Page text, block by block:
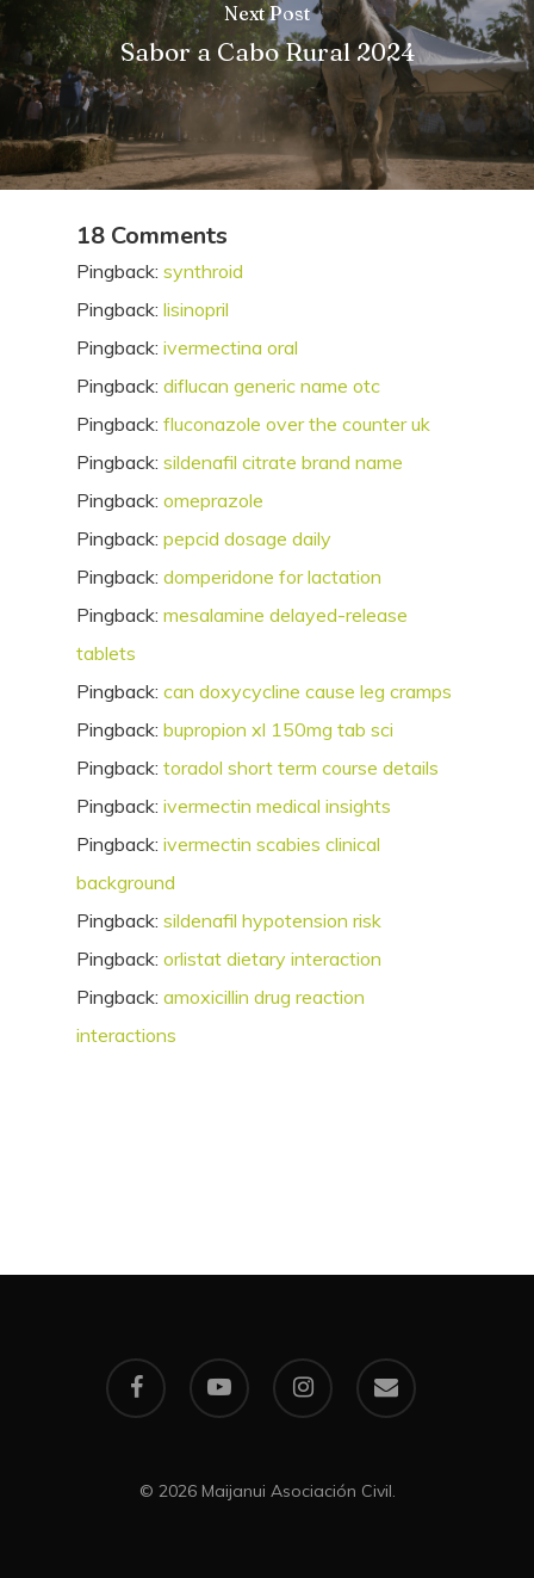
Next Post
Sabor a Cabo Rural 2024
18 Comments
Pingback: synthroid
Pingback: lisinopril
Pingback: ivermectina oral
Pingback: diflucan generic name otc
Pingback: fluconazole over the counter uk
Pingback: sildenafil citrate brand name
Pingback: omeprazole
Pingback: pepcid dosage daily
Pingback: domperidone for lactation
Pingback: mesalamine delayed-release
tablets
Pingback: can doxycycline cause leg cramps
Pingback: bupropion xl 150mg tab sci
Pingback: toradol short term course details
Pingback: ivermectin medical insights
Pingback: ivermectin scabies clinical
background
Pingback: sildenafil hypotension risk
Pingback: orlistat dietary interaction
Pingback: amoxicillin drug reaction
interactions
facebook youtube instagram email
© 2026 Maijanui Asociación Civil.